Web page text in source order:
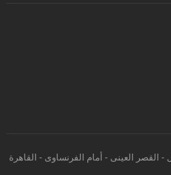
القصر العينى - أمام الفرنساوى - القاهرة